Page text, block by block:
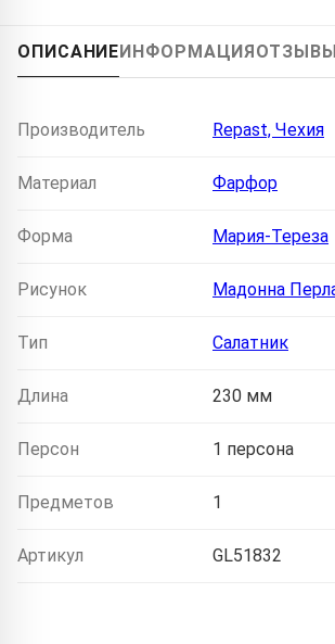
ОПИСАНИЕИНФОРМАЦИЯОТЗЫВЫ
Производитель Repast, Чехия
Материал Фарфор
Форма Мария-Тереза
Рисунок Мадонна
Тип Салатник
Длина 230 мм
Персон 1 персона
Предметов 1
Артикул GL51832